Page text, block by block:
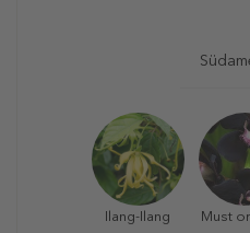
Ilang-Ilang Must